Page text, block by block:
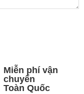
Miễn phí vận
chuyển
Toàn Quốc